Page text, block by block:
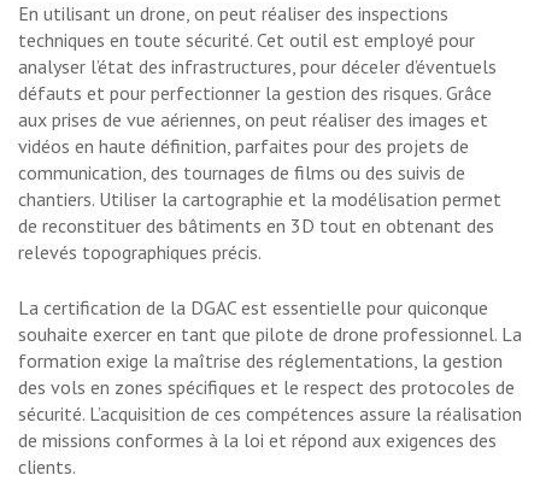
En utilisant un drone, on peut réaliser des inspections
techniques en toute sécurité. Cet outil est employé pour
analyser l’état des infrastructures, pour déceler d’éventuels
défauts et pour perfectionner la gestion des risques. Grâce
aux prises de vue aériennes, on peut réaliser des images et
vidéos en haute définition, parfaites pour des projets de
communication, des tournages de films ou des suivis de
chantiers. Utiliser la cartographie et la modélisation permet
de reconstituer des bâtiments en 3D tout en obtenant des
relevés topographiques précis.
La certification de la DGAC est essentielle pour quiconque
souhaite exercer en tant que pilote de drone professionnel. La
formation exige la maîtrise des réglementations, la gestion
des vols en zones spécifiques et le respect des protocoles de
sécurité. L’acquisition de ces compétences assure la réalisation
de missions conformes à la loi et répond aux exigences des
clients.